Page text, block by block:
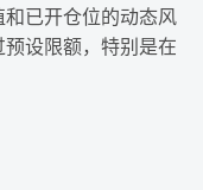
已开仓位的动态风
设限额，特别是在